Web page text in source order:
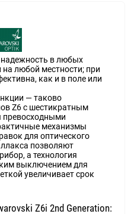
в любых
на любой местности; при
как и в поле или
— таково
Z6 с шестикратным
превосходными
механизмы
для оптического
позволяют
а технология
выключением для
увеличивает срок
Z6i 2nd Generation: